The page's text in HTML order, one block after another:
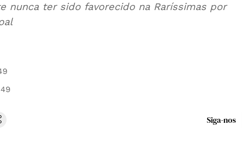
nunca ter sido favorecido na Raríssimas por
Siga-nos